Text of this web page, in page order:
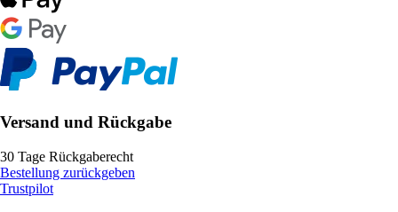
Versand und Rückgabe
30 Tage Rückgaberecht
Bestellung zurückgeben
Trustpilot